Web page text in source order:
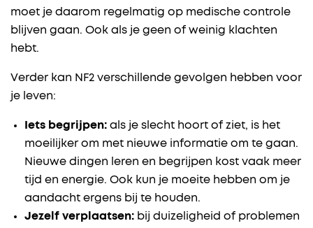
moet je daarom regelmatig op medische controle
blijven gaan. Ook als je geen of weinig klachten
hebt.
Verder kan NF2 verschillende gevolgen hebben voor
je leven:
Iets begrijpen: als je slecht hoort of ziet, is het
moeilijker om met nieuwe informatie om te gaan.
Nieuwe dingen leren en begrijpen kost vaak meer
tijd en energie. Ook kun je moeite hebben om je
aandacht ergens bij te houden.
Jezelf verplaatsen: bij duizeligheid of problemen